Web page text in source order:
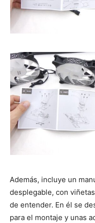
Además, incluye un
desplegable, con
de entender. En él se
para el montaje y unas